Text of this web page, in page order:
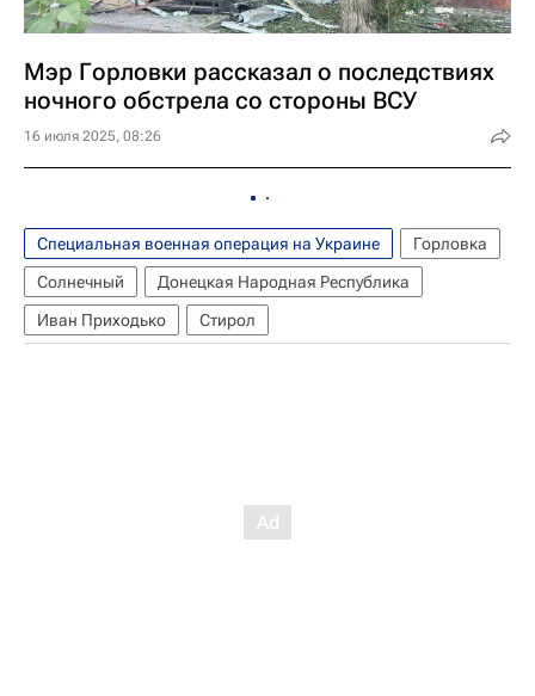
Мэр Горловки рассказал о последствиях
ночного обстрела со стороны ВСУ
16 июля 2025, 08:26
Специальная военная операция на Украине
Горловка
Солнечный
Донецкая Народная Республика
Иван Приходько
Стирол